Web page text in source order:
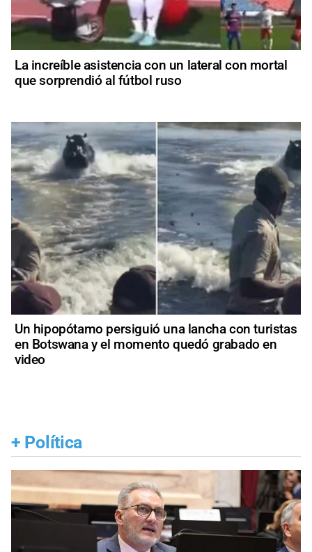
La increíble asistencia con un lateral con mortal
que sorprendió al fútbol ruso
Un hipopótamo persiguió una lancha con turistas
en Botswana y el momento quedó grabado en
video
+ Política